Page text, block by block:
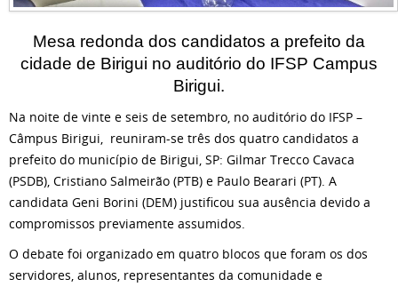
Mesa redonda dos candidatos a prefeito da
cidade de Birigui no auditório do IFSP Campus
Birigui.
Na noite de vinte e seis de setembro, no auditório do IFSP –
Câmpus Birigui, reuniram-se três dos quatro candidatos a
prefeito do município de Birigui, SP: Gilmar Trecco Cavaca
(PSDB), Cristiano Salmeirão (PTB) e Paulo Bearari (PT). A
candidata Geni Borini (DEM) justificou sua ausência devido a
compromissos previamente assumidos.
O debate foi organizado em quatro blocos que foram os dos
servidores, alunos, representantes da comunidade e